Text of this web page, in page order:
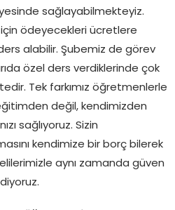
sağlayabilmekteyiz.
için ödeyecekleri ücretlere
alabilir. Şubemiz de görev
özel ders verdiklerinde çok
Tek farkımız öğretmenlerle
değil, kendimizden
sağlıyoruz. Sizin
kendimize bir borç bilerek
aynı zamanda güven